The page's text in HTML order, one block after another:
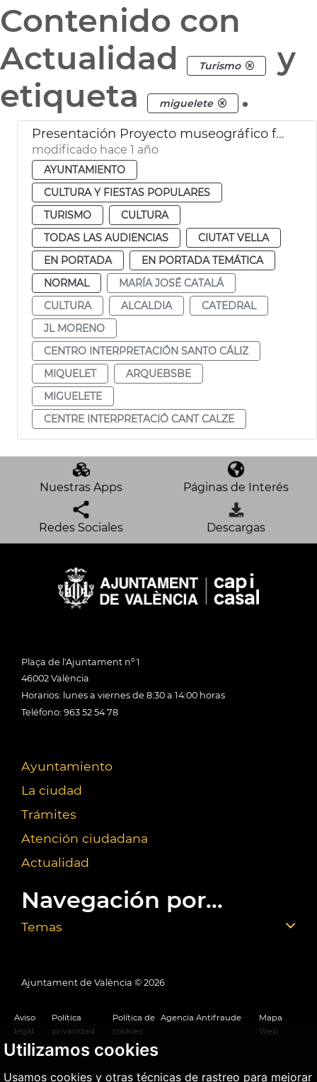
Utilizamos cookies
Usamos cookies y otras técnicas de rastreo para mejorar
Contenido con
Actualidad
Turismo
y
etiqueta
miguelete .
Presentación Proyecto museográfico futuro Centro Interpretación Santo Cáliz
modificado hace 1 año
AYUNTAMIENTO
CULTURA Y FIESTAS POPULARES
TURISMO
CULTURA
TODAS LAS AUDIENCIAS
CIUTAT VELLA
EN PORTADA
EN PORTADA TEMÁTICA
NORMAL
MARÍA JOSÉ CATALÁ
CULTURA
ALCALDIA
CATEDRAL
JL MORENO
CENTRO INTERPRETACIÓN SANTO CÁLIZ
MIQUELET
ARQUEBSBE
MIGUELETE
CENTRE INTERPRETACIÓ CANT CALZE
Nuestras Apps Páginas de Interés
Redes Sociales Descargas
Plaça de l'Ajuntament nº 1
46002 València
Horarios: lunes a viernes de 8:30 a 14:00 horas
Teléfono: 963 52 54 78
Ayuntamiento
La ciudad
Trámites
Atención ciudadana
Actualidad
Navegación por...
Temas
Ajuntament de València © 2026
Aviso
legal
Política
privacidad
Política de
cookies
Agencia Antifraude
Mapa
Web